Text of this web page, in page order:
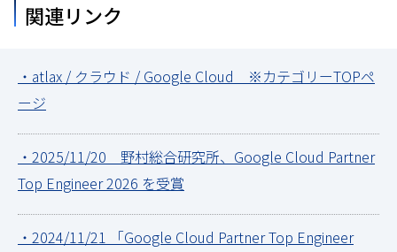
関連リンク
・atlax / クラウド / Google Cloud ※カテゴリーTOPペ
ージ
・2025/11/20 野村総合研究所、Google Cloud Partner
Top Engineer 2026 を受賞
・2024/11/21 「Google Cloud Partner Top Engineer